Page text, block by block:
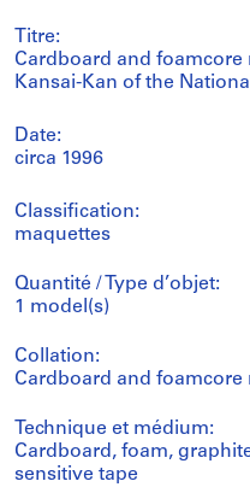
Titre:
Cardboard and
Kansai-Kan of the
Date:
circa 1996
Classification:
maquettes
Quantité / Type d’objet:
1 model(s)
Collation:
Cardboard and foamcore
Technique et médium:
Cardboard, foam,
sensitive tape